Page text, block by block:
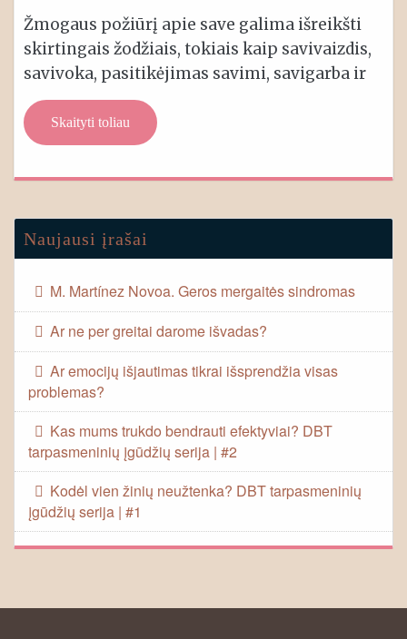
Žmogaus požiūrį apie save galima išreikšti
skirtingais žodžiais, tokiais kaip savivaizdis,
savivoka, pasitikėjimas savimi, savigarba ir
Skaityti toliau
Naujausi įrašai
M. Martínez Novoa. Geros mergaitės sindromas
Ar ne per greitai darome išvadas?
Ar emocijų išjautimas tikrai išsprendžia visas
problemas?
Kas mums trukdo bendrauti efektyviai? DBT
tarpasmeninių įgūdžių serija | #2
Kodėl vien žinių neužtenka? DBT tarpasmeninių
įgūdžių serija | #1